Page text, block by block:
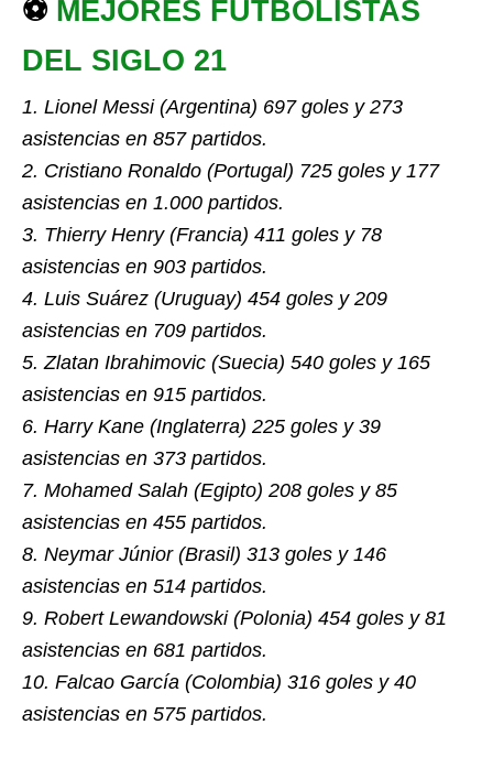
⚽ MEJORES FUTBOLISTAS
DEL SIGLO 21
1. Lionel Messi (Argentina) 697 goles y 273
asistencias en 857 partidos.
2. Cristiano Ronaldo (Portugal) 725 goles y 177
asistencias en 1.000 partidos.
3. Thierry Henry (Francia) 411 goles y 78
asistencias en 903 partidos.
4. Luis Suárez (Uruguay) 454 goles y 209
asistencias en 709 partidos.
5. Zlatan Ibrahimovic (Suecia) 540 goles y 165
asistencias en 915 partidos.
6. Harry Kane (Inglaterra) 225 goles y 39
asistencias en 373 partidos.
7. Mohamed Salah (Egipto) 208 goles y 85
asistencias en 455 partidos.
8. Neymar Júnior (Brasil) 313 goles y 146
asistencias en 514 partidos.
9. Robert Lewandowski (Polonia) 454 goles y 81
asistencias en 681 partidos.
10. Falcao García (Colombia) 316 goles y 40
asistencias en 575 partidos.